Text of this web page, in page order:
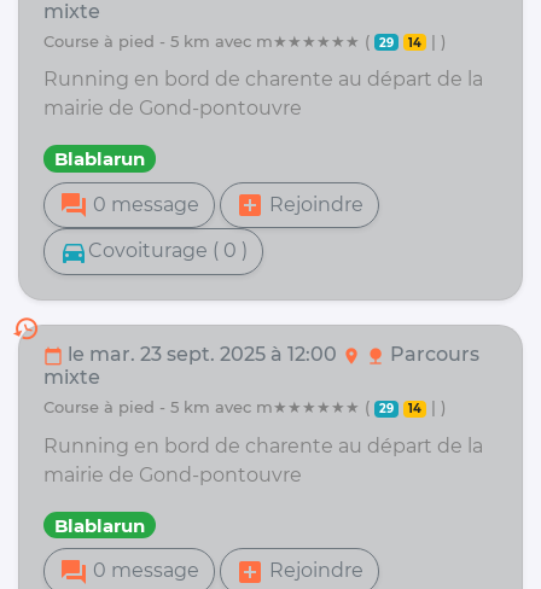
mixte
course à pied - 5 km avec m★★★★★★ ( 29 14 | )
Running en bord de charente au départ de la
mairie de Gond-pontouvre
Blablarun
forum 0 message add_box Rejoindre
directions_car Covoiturage ( 0 )
history
calendar_today le mar. 23 sept. 2025 à 12:00 location_on nature
Parcours
mixte
course à pied - 5 km avec m★★★★★★ ( 29 14 | )
Running en bord de charente au départ de la
mairie de Gond-pontouvre
Blablarun
forum 0 message add_box Rejoindre